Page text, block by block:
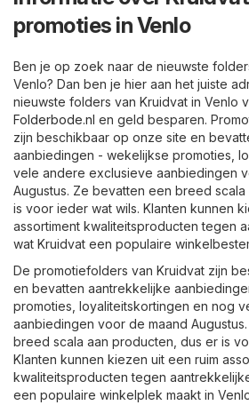
promoties in Venlo
Ben je op zoek naar de nieuwste
Venlo? Dan ben je hier aan het juiste
nieuwste folders van Kruidvat in Venlo
Folderbode.nl en geld besparen.
zijn beschikbaar op onze site en
aanbiedingen - wekelijkse promoties,
vele andere exclusieve aanbiedingen
Augustus. Ze bevatten een breed
is voor ieder wat wils. Klanten kunnen
assortiment kwaliteitsproducten tegen
wat Kruidvat een populaire
De promotiefolders van Kruidvat zijn
en bevatten aantrekkelijke
promoties, loyaliteitskortingen en nog
aanbiedingen voor de maand
breed scala aan producten, dus er is
Klanten kunnen kiezen uit een ruim
kwaliteitsproducten tegen
een populaire winkelplek maakt in